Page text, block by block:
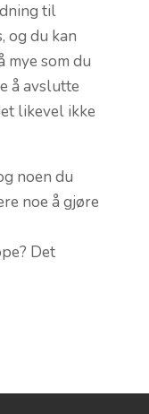
til
og du kan
mye som du
å avslutte
likevel ikke
noen du
noe å gjøre
Det